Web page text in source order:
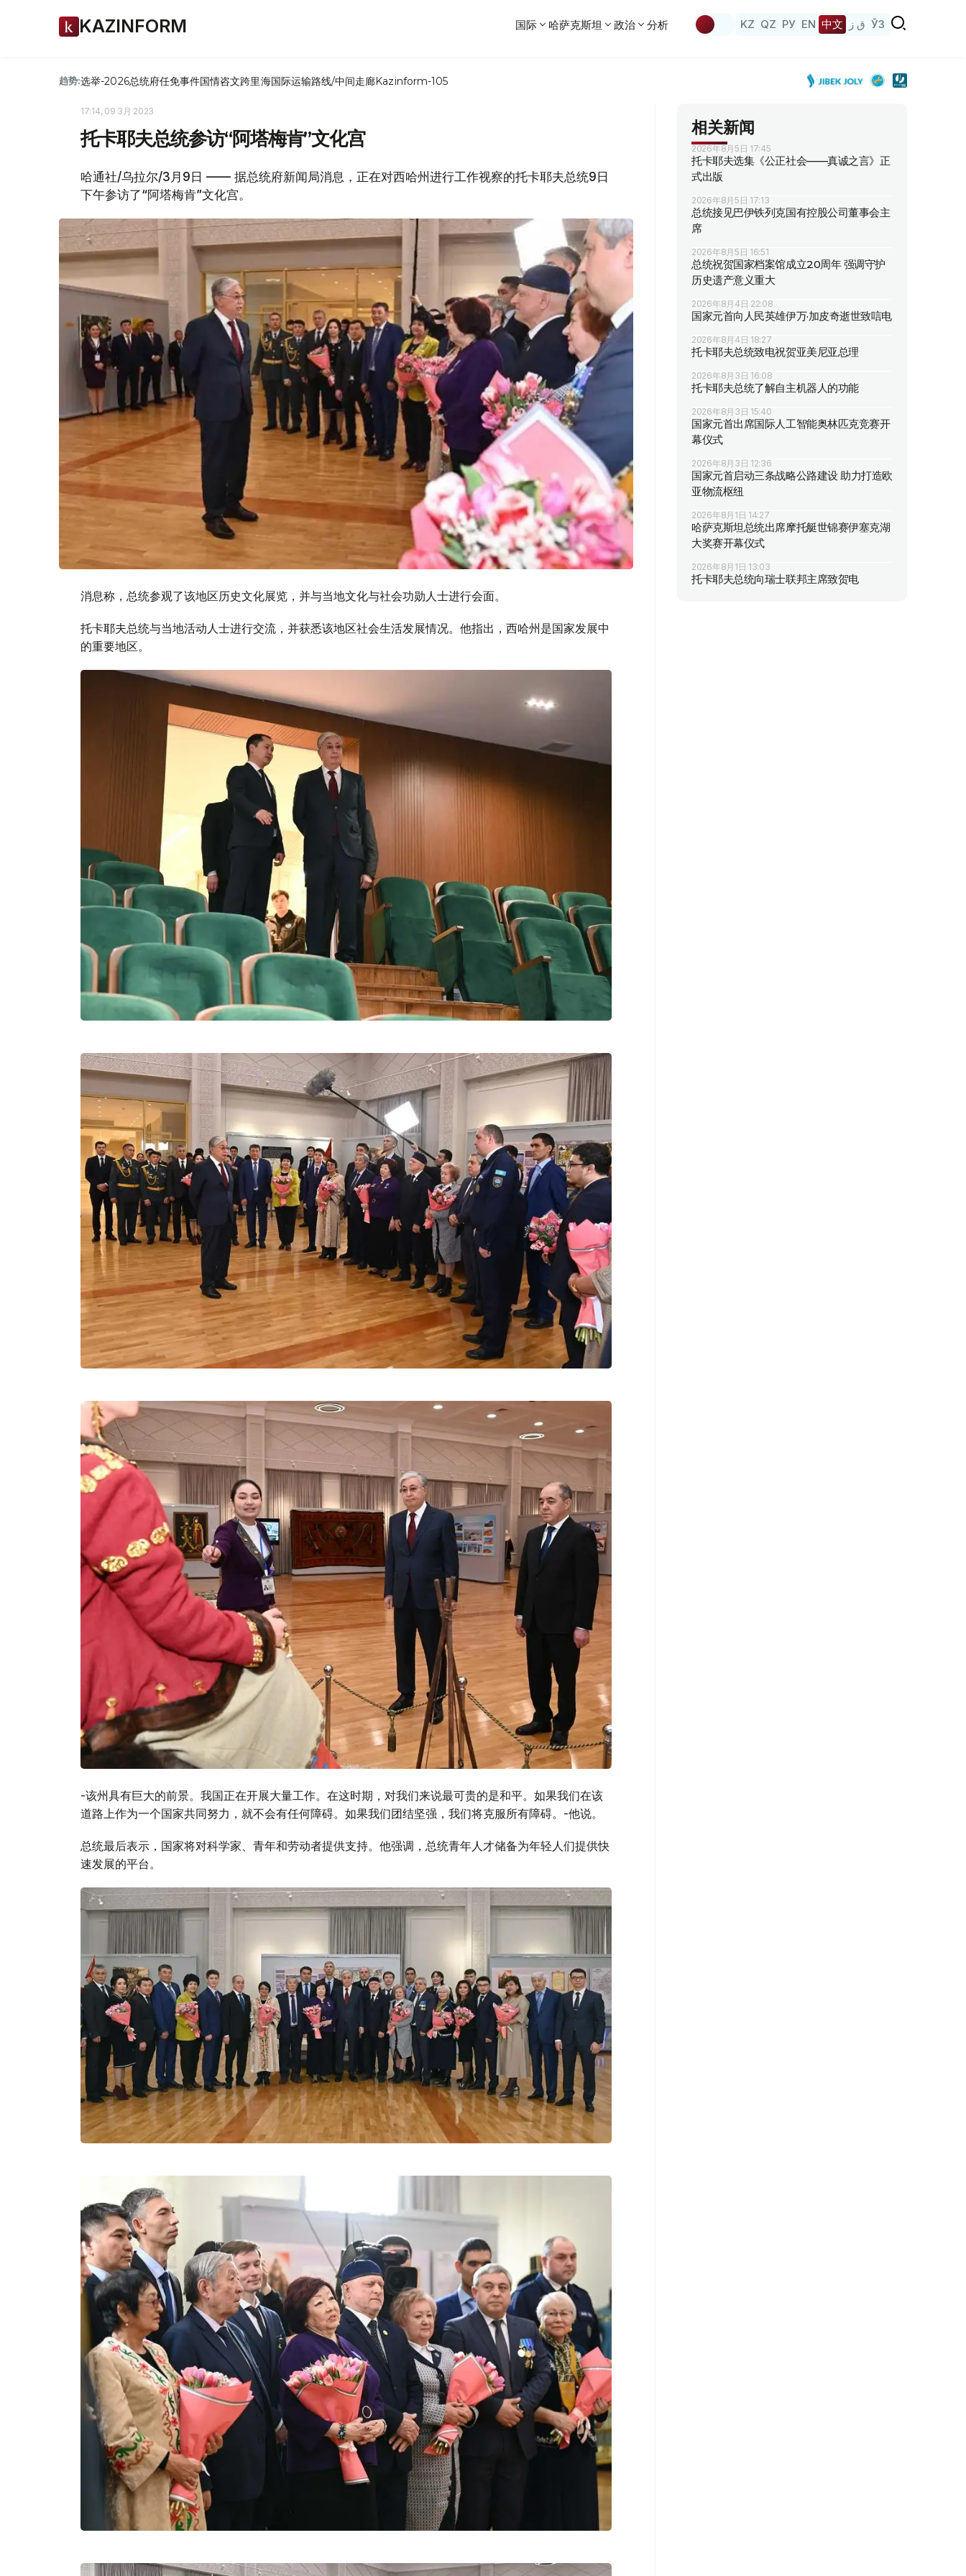
KAZINFORM 国际 哈萨克斯坦 政治 分析 KZ QZ РУ EN 中文 ق ز ЎЗ
趋势:选举-2026总统府任免事件国情咨文跨里海国际运输路线/中间走廊Kazinform-105
17:14, 09 3月 2023
托卡耶夫总统参访“阿塔梅肯”文化宫
哈通社/乌拉尔/3月9日 —— 据总统府新闻局消息，正在对西哈州进行工作视察的托卡耶夫总统9日
下午参访了“阿塔梅肯”文化宫。
消息称，总统参观了该地区历史文化展览，并与当地文化与社会功勋人士进行会面。
托卡耶夫总统与当地活动人士进行交流，并获悉该地区社会生活发展情况。他指出，西哈州是国家发展中
的重要地区。
-该州具有巨大的前景。我国正在开展大量工作。在这时期，对我们来说最可贵的是和平。如果我们在该
道路上作为一个国家共同努力，就不会有任何障碍。如果我们团结坚强，我们将克服所有障碍。-他说。
总统最后表示，国家将对科学家、青年和劳动者提供支持。他强调，总统青年人才储备为年轻人们提供快
速发展的平台。
相关新闻
2026年8月5日 17:45
托卡耶夫选集《公正社会——真诚之言》正
式出版
2026年8月5日 17:13
总统接见巴伊铁列克国有控股公司董事会主
席
2026年8月5日 16:51
总统祝贺国家档案馆成立20周年 强调守护
历史遗产意义重大
2026年8月4日 22:08
国家元首向人民英雄伊万·加皮奇逝世致唁电
2026年8月4日 18:27
托卡耶夫总统致电祝贺亚美尼亚总理
2026年8月3日 16:08
托卡耶夫总统了解自主机器人的功能
2026年8月3日 15:40
国家元首出席国际人工智能奥林匹克竞赛开
幕仪式
2026年8月3日 12:36
国家元首启动三条战略公路建设 助力打造欧
亚物流枢纽
2026年8月1日 14:27
哈萨克斯坦总统出席摩托艇世锦赛伊塞克湖
大奖赛开幕仪式
2026年8月1日 13:03
托卡耶夫总统向瑞士联邦主席致贺电